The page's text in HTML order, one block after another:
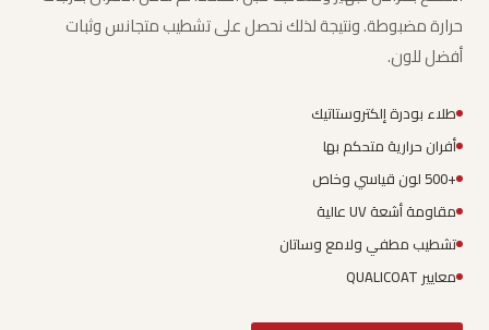
حرارة مضبوطة. ونتيجة لذلك نحصل على تشطيب متجانس وثبات
أفضل للون.
طلاء بودرة إلكتروستاتيك
أفران حرارية متحكم بها
+500 لون قياسي وخاص
مقاومة أشعة UV عالية
تشطيب مطفي ولامع وساتان
معايير QUALICOAT